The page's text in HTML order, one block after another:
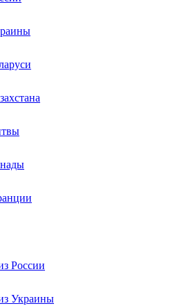
России
Украины